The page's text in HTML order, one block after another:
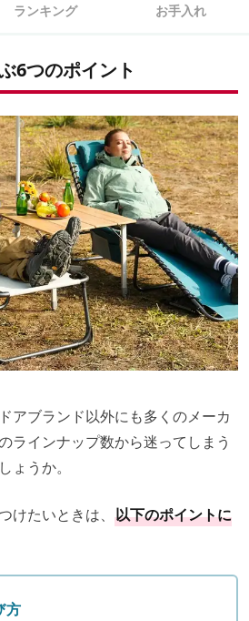
ランキング お手入れ
6つのポイント
アブランド以外にも多くのメーカ
ラインナップ数から迷ってしまう
ょうか。
けたいときは、 以下のポイントに
方